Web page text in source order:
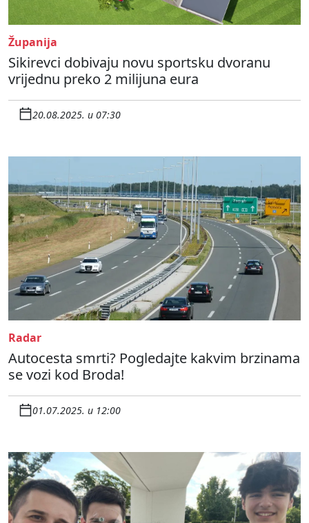
Županija
Sikirevci dobivaju novu sportsku dvoranu
vrijednu preko 2 milijuna eura
20.08.2025. u 07:30
Radar
Autocesta smrti? Pogledajte kakvim brzinama
se vozi kod Broda!
01.07.2025. u 12:00